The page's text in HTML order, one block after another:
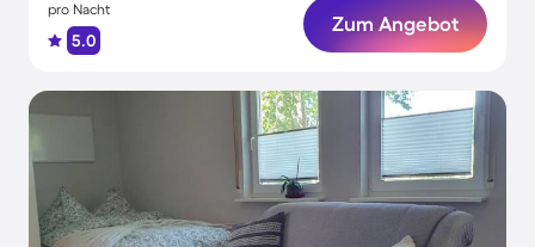
pro Nacht
5.0
Zum Angebot